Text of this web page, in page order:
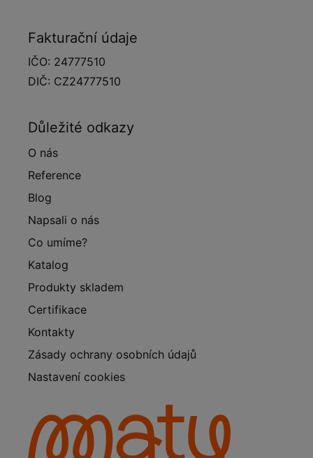
Fakturační údaje
IČO: 24777510
DIČ: CZ24777510
Důležité odkazy
O nás
Reference
Blog
Napsali o nás
Co umíme?
Katalog
Produkty skladem
Certifikace
Kontakty
Zásady ochrany osobních údajů
Nastavení cookies